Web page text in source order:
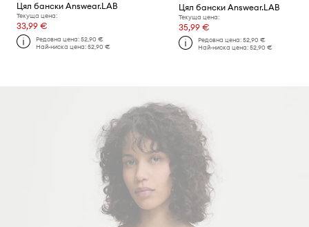
Цял бански Answear.LAB
Текуща цена:
33,99 €
Редовна цена:52,90 €
Най-ниска цена:52,90 €
Цял бански Answear.LAB
Текуща цена:
35,99 €
Редовна цена: 52,90 €
Най-ниска цена: 52,90 €